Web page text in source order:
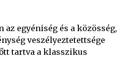
az egyéniség és a közösség,
veszélyeztetettsége
tartva a klasszikus